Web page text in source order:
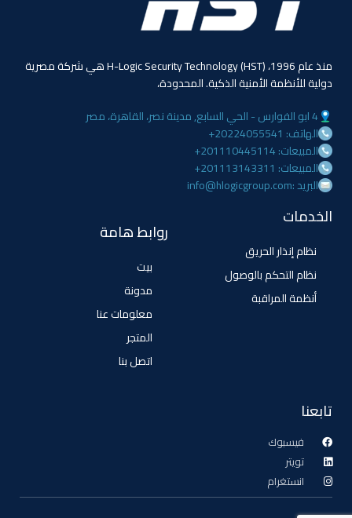
منذ عام 1996، (HST) H-Logic Security Technology هي شركة مصرية
دولية للأنظمة الأمنية الذكية. المحدودة،
4 ابو الفوارس - الحي السابع, مدينة نصر، القاهرة، مصر
الهاتف: 20224055541+
المبيعات: 201110445114+
المبيعات: 201113143311+
البريد :info@hlogicgroup.com
الخدمات
نظام إنذار الحريق
نظام التحكم بالوصول
أنظمة المراقبة
روابط هامة
بيت
مدونة
معلومات عنا
المتجر
اتصل بنا
تابعنا
فيسبوك
تويتر
انستغرام